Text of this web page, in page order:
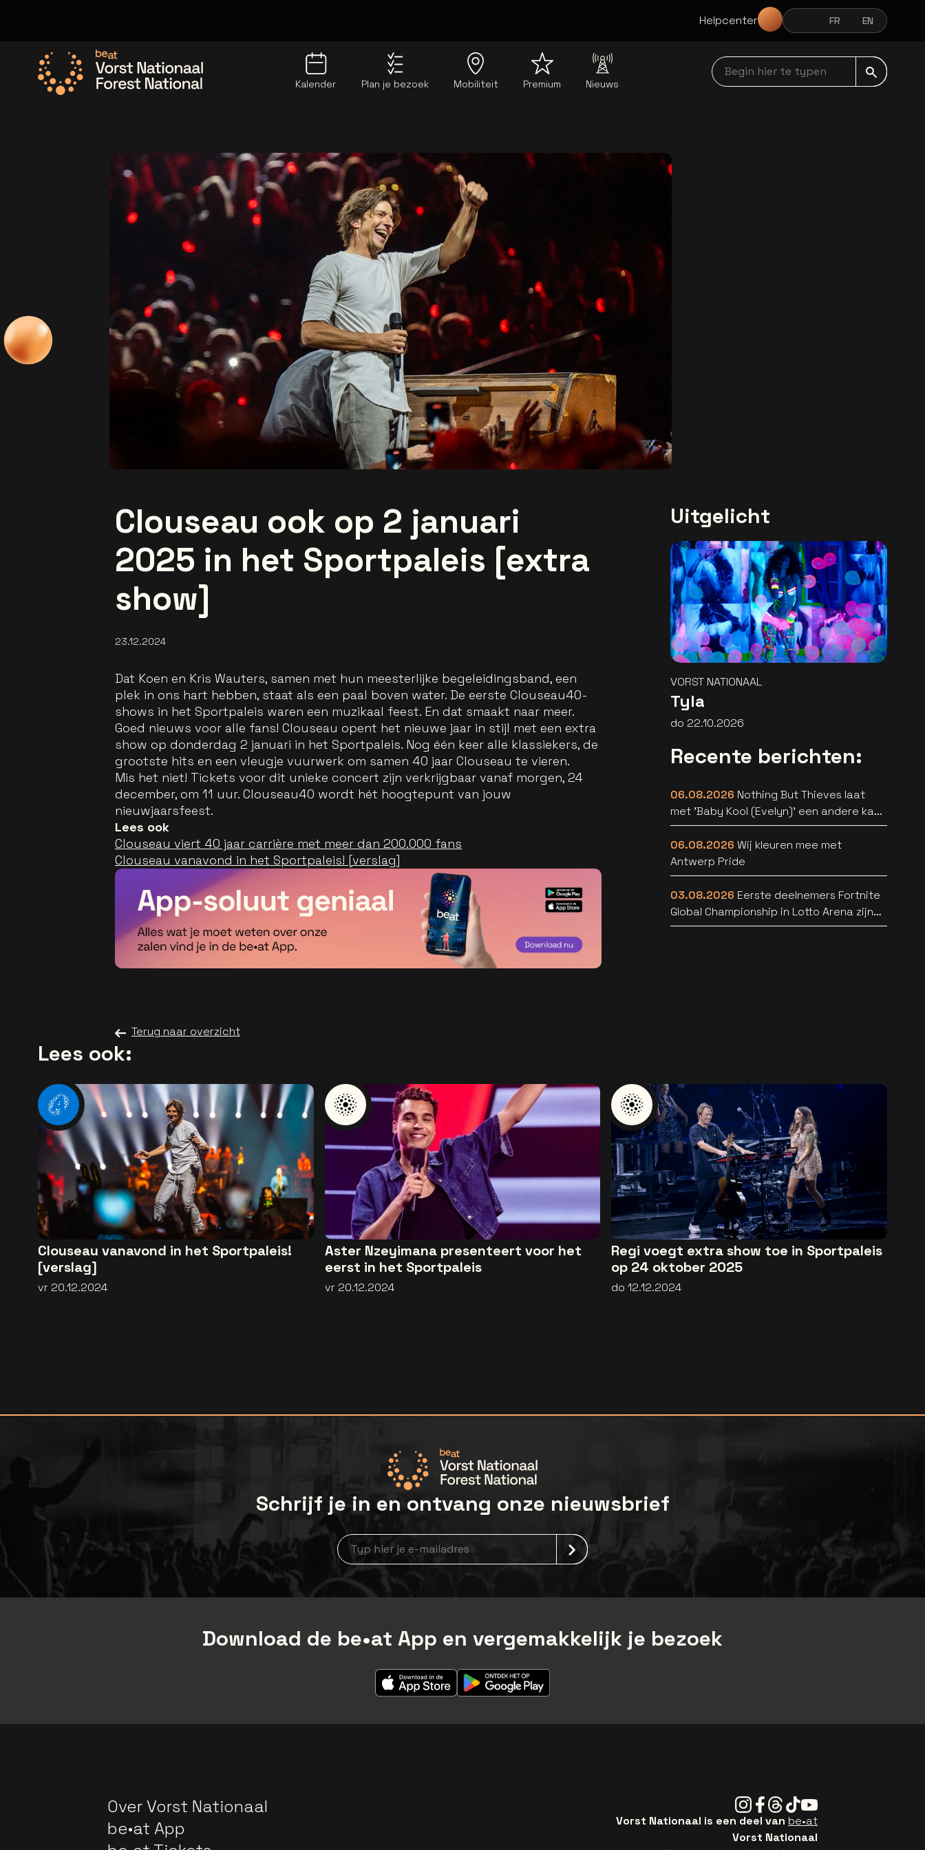
Helpcenter NEDERLANDSFRANÇAIS
FR ENGLISH
EN
Kalender Plan je bezoek Mobiliteit Premium Nieuws
Begin hier te typen navbar
Clouseau ook op 2 januari
2025 in het Sportpaleis [extra
show]
23.12.2024
Dat Koen en Kris Wauters, samen met hun meesterlijke begeleidingsband, een
plek in ons hart hebben, staat als een paal boven water. De eerste Clouseau40-
shows in het Sportpaleis waren een muzikaal feest. En dat smaakt naar meer.
Goed nieuws voor alle fans! Clouseau opent het nieuwe jaar in stijl met een extra
show op donderdag 2 januari in het Sportpaleis. Nog één keer alle klassiekers, de
grootste hits en een vleugje vuurwerk om samen 40 jaar Clouseau te vieren.
Mis het niet! Tickets voor dit unieke concert zijn verkrijgbaar vanaf morgen, 24
december, om 11 uur. Clouseau40 wordt hét hoogtepunt van jouw
nieuwjaarsfeest.
Lees ook
Clouseau viert 40 jaar carrière met meer dan 200.000 fans
Clouseau vanavond in het Sportpaleis! [verslag]
Terug naar overzicht
Uitgelicht
VORST NATIONAAL
Tyla
do 22.10.2026
Recente berichten:
06.08.2026 Nothing But Thieves laat
met 'Baby Kool (Evelyn)' een andere kant
van zich horen [video]
06.08.2026 Wij kleuren mee met
Antwerp Pride
03.08.2026 Eerste deelnemers Fortnite
Global Championship in Lotto Arena zijn
bekend
Lees ook:
Clouseau vanavond in het Sportpaleis!
[verslag]
vr 20.12.2024
Aster Nzeyimana presenteert voor het
eerst in het Sportpaleis
vr 20.12.2024
Regi voegt extra show toe in Sportpaleis
op 24 oktober 2025
do 12.12.2024
Schrijf je in en ontvang onze nieuwsbrief
Nieuwsbrief aanmelding
Download de be•at App en vergemakkelijk je bezoek
Over Vorst Nationaal
be•at App
Instagram
Facebook
Threads
TiktokYoutube
Vorst Nationaal is een deel van be•at
Vorst Nationaal